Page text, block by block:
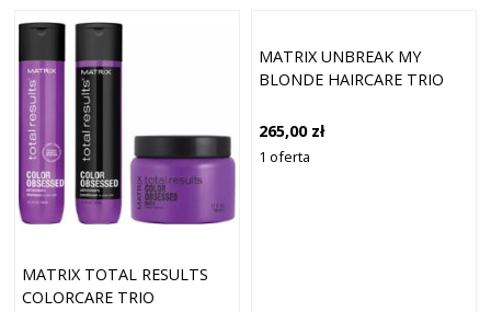
MATRIX TOTAL RESULTS
COLORCARE TRIO
MATRIX UNBREAK MY
BLONDE HAIRCARE TRIO
265,00 zł
1 oferta